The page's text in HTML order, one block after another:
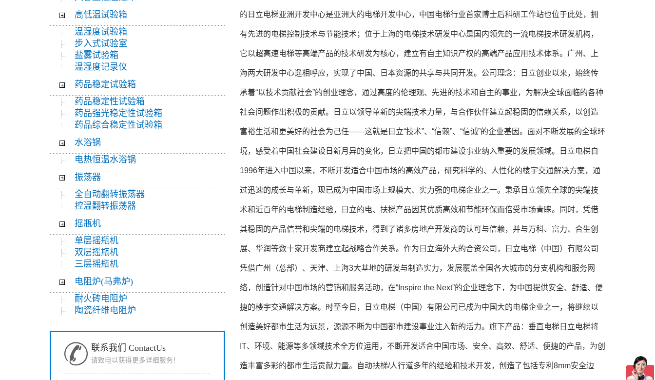
高低温试验箱
温湿度试验箱
步入式试验室
盐雾试验箱
温湿度记录仪
药品稳定试验箱
药品稳定性试验箱
药品强光稳定性试验箱
药品综合稳定性试验箱
水浴锅
电热恒温水浴锅
振荡器
全自动翻转振荡器
控温翻转振荡器
摇瓶机
单层摇瓶机
双层摇瓶机
三层摇瓶机
电阻炉(马弗炉)
耐火砖电阻炉
陶瓷纤维电阻炉
联系我们 ContactUs
请致电以获得更多详细服务！
的日立电梯亚洲开发中心是亚洲大的电梯开发中心，中国电梯行业首家博士后科研工作站也位于此处，拥
有先进的电梯控制技术与节能技术；位于上海的电梯技术研发中心是国内领先的一流电梯技术研发机构，
它以超高速电梯等高端产品的技术研发为核心，建立有自主知识产权的高端产品应用技术体系。广州、上
海两大研发中心遥相呼应，实现了中国、日本资源的共享与共同开发。公司理念：日立创业以来，始终传
承着“以技术贡献社会”的创业理念，通过高度的伦理观、先进的技术和自主的事业，为解决全球面临的各种
社会问题作出积极的贡献。日立以领导革新的尖端技术力量，与合作伙伴建立起稳固的信赖关系，以创造
富裕生活和更美好的社会为己任——这就是日立“技术”、“信赖”、“信诚”的企业基因。面对不断发展的全球环
境，感受着中国社会建设日新月异的变化，日立把中国的都市建设事业纳入重要的发展领域。日立电梯自
1996年进入中国以来，不断开发适合中国市场的高效产品，研究科学的、人性化的楼宇交通解决方案，通
过迅速的成长与革新，现已成为中国市场上规模大、实力强的电梯企业之一。秉承日立领先全球的尖端技
术和近百年的电梯制造经验，日立的电、扶梯产品因其优质高效和节能环保而倍受市场青睐。同时，凭借
其稳固的产品信誉和尖端的电梯技术，得到了诸多房地产开发商的认可与信赖，并与万科、富力、合生创
展、华润等数十家开发商建立起战略合作关系。作为日立海外大的合资公司，日立电梯（中国）有限公司
凭借广州（总部）、天津、上海3大基地的研发与制造实力，发展覆盖全国各大城市的分支机构和服务网
络，创造针对中国市场的营销和服务活动，在“Inspire the Next”的企业理念下，为中国提供安全、舒适、便
捷的楼宇交通解决方案。时至今日，日立电梯（中国）有限公司已成为中国大的电梯企业之一，将继续以
创造美好都市生活为远景，源源不断为中国都市建设事业注入新的活力。旗下产品：垂直电梯日立电梯将
IT、环境、能源等多领域技术全方位运用，不断开发适合中国市场、安全、高效、舒适、便捷的产品，为创
造丰富多彩的都市生活贡献力量。自动扶梯/人行道多年的经验和技术开发，创造了包括专利8mm安全边